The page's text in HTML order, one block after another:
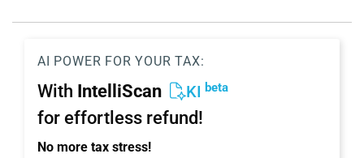
AI POWER FOR YOUR TAX:
With IntelliScan KI beta
for effortless refund!
No more tax stress!